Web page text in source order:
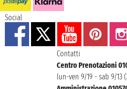
Social
Contatti
Centro Prenotazioni
lun-ven 9/19 - sab 9/13